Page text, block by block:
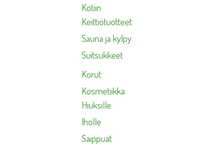
Kotiin
Keittiötuotteet
Sauna ja kylpy
Suitsukkeet
Korut
Kosmetiikka
Hiuksille
Iholle
Saippuat